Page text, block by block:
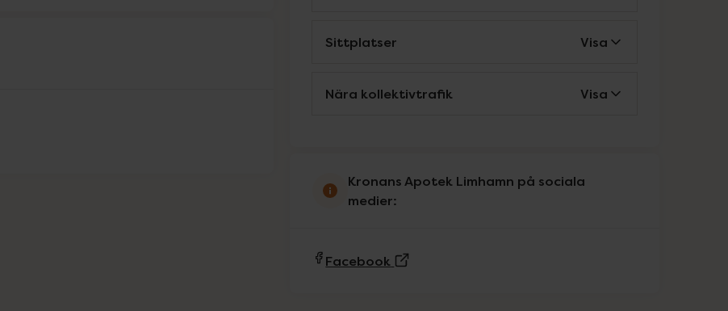
Sittplatser Visa
Nära kollektivtrafik Visa
Kronans Apotek Limhamn på sociala
medier:
Facebook